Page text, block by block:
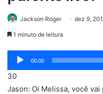
Jackson Roger dez 9,
1 minuto de leitura
Tocador
de
áudio
00:00
30
Jason: Oi Melissa, você